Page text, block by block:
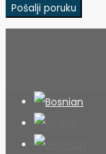
Pošalji poruku